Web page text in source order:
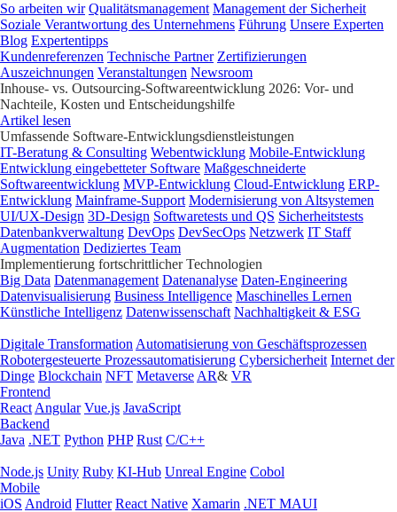
So arbeiten wir Qualitätsmanagement Management der Sicherheit
Soziale Verantwortung des Unternehmens Führung Unsere Experten
Blog Expertentipps
Kundenreferenzen Technische Partner Zertifizierungen
Auszeichnungen Veranstaltungen Newsroom
Inhouse- vs. Outsourcing-Softwareentwicklung 2026: Vor- und
Nachteile, Kosten und Entscheidungshilfe
Artikel lesen
Umfassende Software-Entwicklungsdienstleistungen
IT-Beratung & Consulting Webentwicklung Mobile-Entwicklung
Entwicklung eingebetteter Software Maßgeschneiderte
Softwareentwicklung MVP-Entwicklung Cloud-Entwicklung ERP-
Entwicklung Mainframe-Support Modernisierung von Altsystemen
UI/UX-Design 3D-Design Softwaretests und QS Sicherheitstests
Datenbankverwaltung DevOps DevSecOps Netzwerk IT Staff
Augmentation Dediziertes Team
Implementierung fortschrittlicher Technologien
Big Data Datenmanagement Datenanalyse Daten-Engineering
Datenvisualisierung Business Intelligence Maschinelles Lernen
Künstliche Intelligenz Datenwissenschaft Nachhaltigkeit & ESG
Digitale Transformation Automatisierung von Geschäftsprozessen
Robotergesteuerte Prozessautomatisierung Cybersicherheit Internet der
Dinge Blockchain NFT Metaverse AR& VR
Frontend
React Angular Vue.js JavaScript
Backend
Java .NET Python PHP Rust C/C++
Node.js Unity Ruby KI-Hub Unreal Engine Cobol
Mobile
iOS Android Flutter React Native Xamarin .NET MAUI